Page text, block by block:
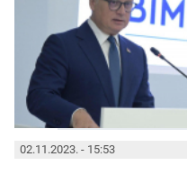
02.11.2023. - 15:53